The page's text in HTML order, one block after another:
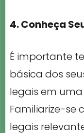
4. Conheça
É importante
básica dos
legais em
Familiarize-se
legais